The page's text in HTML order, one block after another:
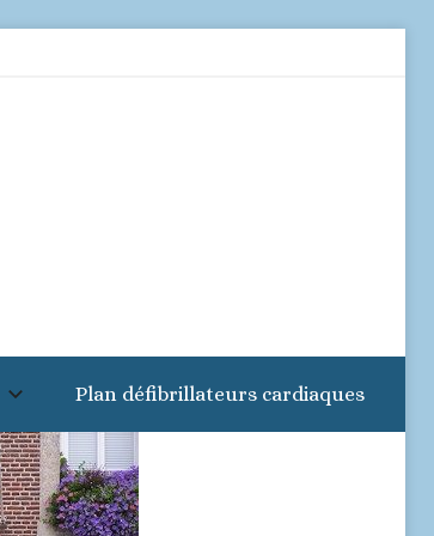
Plan défibrillateurs cardiaques